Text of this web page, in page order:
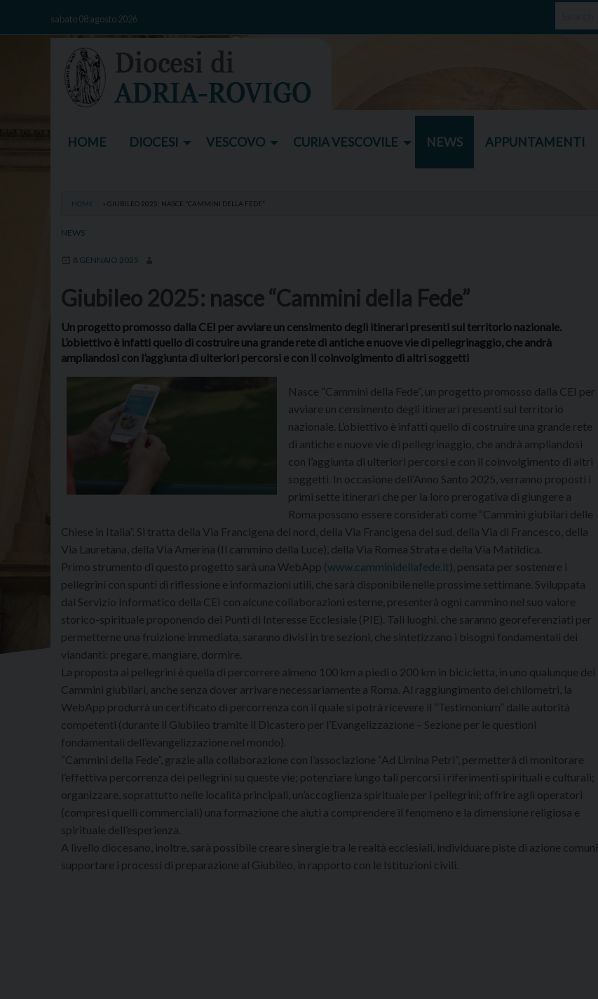
sabato 08 agosto 2026
HOME DIOCESI VESCOVO CURIA VESCOVILE NEWS APPUNTAMENTI
HOME » GIUBILEO 2025: NASCE “CAMMINI DELLA FEDE”
NEWS
8 GENNAIO 2025
Giubileo 2025: nasce “Cammini della Fede”
Un progetto promosso dalla CEI per avviare un censimento degli itinerari presenti sul territorio nazionale.
L’obiettivo è infatti quello di costruire una grande rete di antiche e nuove vie di pellegrinaggio, che andrà
ampliandosi con l’aggiunta di ulteriori percorsi e con il coinvolgimento di altri soggetti
Nasce “Cammini della Fede”, un progetto promosso dalla CEI per
avviare un censimento degli itinerari presenti sul territorio
nazionale. L’obiettivo è infatti quello di costruire una grande rete
di antiche e nuove vie di pellegrinaggio, che andrà ampliandosi
con l’aggiunta di ulteriori percorsi e con il coinvolgimento di altri
soggetti. In occasione dell’Anno Santo 2025, verranno proposti i
primi sette itinerari che per la loro prerogativa di giungere a
Roma possono essere considerati come “Cammini giubilari delle
Chiese in Italia”. Si tratta della Via Francigena del nord, della Via Francigena del sud, della Via di Francesco, della
Via Lauretana, della Via Amerina (Il cammino della Luce), della Via Romea Strata e della Via Matildica.
Primo strumento di questo progetto sarà una WebApp (www.camminidellafede.it), pensata per sostenere i
pellegrini con spunti di riflessione e informazioni utili, che sarà disponibile nelle prossime settimane. Sviluppata
dal Servizio Informatico della CEI con alcune collaborazioni esterne, presenterà ogni cammino nel suo valore
storico-spirituale proponendo dei Punti di Interesse Ecclesiale (PIE). Tali luoghi, che saranno georeferenziati per
permetterne una fruizione immediata, saranno divisi in tre sezioni, che sintetizzano i bisogni fondamentali dei
viandanti: pregare, mangiare, dormire.
La proposta ai pellegrini è quella di percorrere almeno 100 km a piedi o 200 km in bicicletta, in uno qualunque dei
Cammini giubilari, anche senza dover arrivare necessariamente a Roma. Al raggiungimento dei chilometri, la
WebApp produrrà un certificato di percorrenza con il quale si potrà ricevere il “Testimonium” dalle autorità
competenti (durante il Giubileo tramite il Dicastero per l’Evangelizzazione – Sezione per le questioni
fondamentali dell’evangelizzazione nel mondo).
“Cammini della Fede”, grazie alla collaborazione con l’associazione “Ad Limina Petri”, permetterà di monitorare
l’effettiva percorrenza dei pellegrini su queste vie; potenziare lungo tali percorsi i riferimenti spirituali e culturali;
organizzare, soprattutto nelle località principali, un’accoglienza spirituale per i pellegrini; offrire agli operatori
(compresi quelli commerciali) una formazione che aiuti a comprendere il fenomeno e la dimensione religiosa e
spirituale dell’esperienza.
A livello diocesano, inoltre, sarà possibile creare sinergie tra le realtà ecclesiali, individuare piste di azione comuni,
supportare i processi di preparazione al Giubileo, in rapporto con le Istituzioni civili.